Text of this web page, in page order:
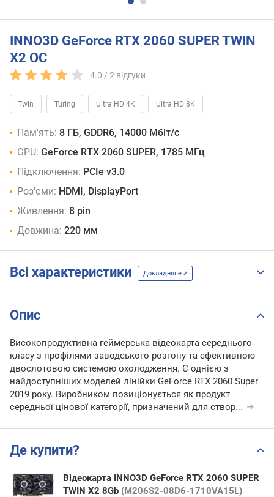
INNO3D GeForce RTX 2060 SUPER TWIN
X2 OC
4.0 /2 відгуки
Twin Turing Ultra HD 4K Ultra HD 8K
Пам'ять: 8 ГБ, GDDR6, 14000 Мбіт/с
GPU: GeForce RTX 2060 SUPER, 1785 МГц
Підключення: PCIe v3.0
Роз'єми: HDMI, DisplayPort
Живлення: 8 pin
Довжина: 220 мм
Всі характеристики Докладніше
Опис
Високопродуктивна геймерська відеокарта середнього
класу з профілями заводського розгону та ефективною
двослотовою системою охолодження. Є однією з
найдоступніших моделей лінійки GeForce RTX 2060 Super
2019 року. Виробником позиціонується як продукт
середньої цінової категорії, призначений для створ...
Де купити?
Відеокарта INNO3D GeForce RTX 2060 SUPER
TWIN X2 8Gb (M206S2-08D6-1710VA15L)